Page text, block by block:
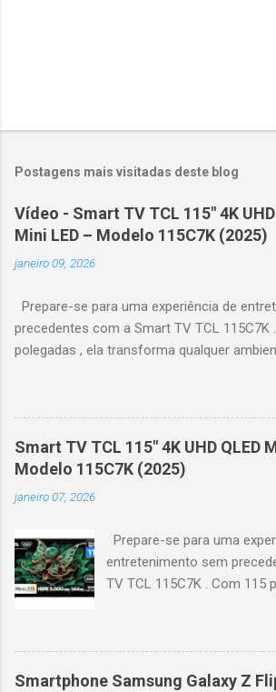
Postagens mais visitadas deste blog
Vídeo - Smart TV TCL 115" 4K UHD
Mini LED – Modelo 115C7K (2025)
janeiro 09, 2026
Prepare-se para uma experiência de
precedentes com a Smart TV TCL 115C7K
polegadas , ela transforma qualquer
e realistas. 🌟 Destaques do produto Tela
controle de iluminação preciso, brilho
vibrantes. Resolução 4K UHD : detalhes
contraste profundo em cada cena.
desempenho otimizado para imagens e
Taxa de atualização nativa de 144Hz (até
imediata. Google TV integrado : interface
recomendações personalizadas e acesso
YouTube, Netflix, Disney+, Prime Video,
navegação. 📐 Design e dimensões
153,8 cm | Profundidade: 44,5 cm Peso:
embalagem) Estrutura imponen...
Smart TV TCL 115" 4K UHD QLED
Modelo 115C7K (2025)
janeiro 07, 2026
Prepare-se para uma
entretenimento sem
TV TCL 115C7K . Com 115
verdadeiro cinema
imagens grandiosas e
do produto Tela QLED Mini
Smartphone Samsung Galaxy Z